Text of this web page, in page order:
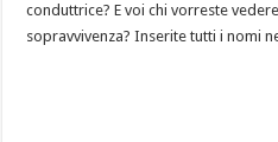
conduttrice? E voi chi vorreste
sopravvivenza? Inserite tutti i nomi